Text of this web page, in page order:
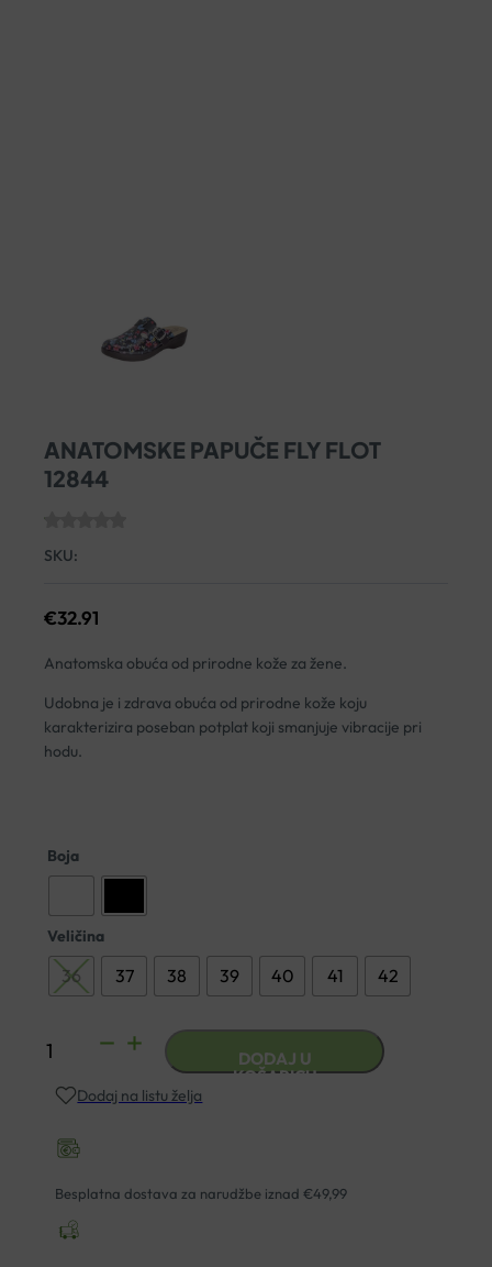
ANATOMSKE PAPUČE FLY FLOT
12844
SKU:
€32.91
Anatomska obuća od prirodne kože za žene.
Udobna je i zdrava obuća od prirodne kože koju
karakterizira poseban potplat koji smanjuje vibracije pri
hodu.
Boja
Veličina
36 37 38 39 40 41 42
ANATOMSKE
FLY
12844
količina
DODAJ U
KOŠARICU
Dodaj na listu želja
Besplatna dostava za narudžbe iznad €49,99